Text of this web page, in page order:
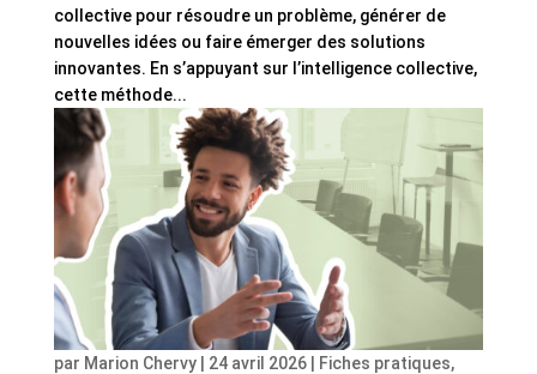
par Marion Chervy| 24 avril 2026| Fiches pratiques,
collective pour résoudre un problème, générer de
nouvelles idées ou faire émerger des solutions
innovantes. En s’appuyant sur l’intelligence collective,
cette méthode...